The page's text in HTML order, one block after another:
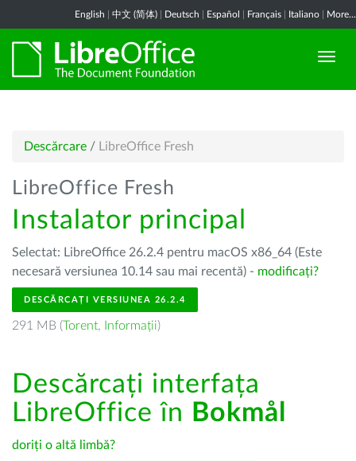
English 中文 (简体) Deutsch Español Français Italiano More...
Descărcare / LibreOffice Fresh
LibreOffice Fresh
Instalator principal
Selectat: LibreOffice 26.2.4 pentru macOS x86_64 (Este
necesară versiunea 10.14 sau mai recentă) - modificați?
DESCĂRCAȚI VERSIUNEA 26.2.4
291 MB (Torent, Informații)
Descărcați interfața
LibreOffice în Bokmål
doriți o altă limbă?